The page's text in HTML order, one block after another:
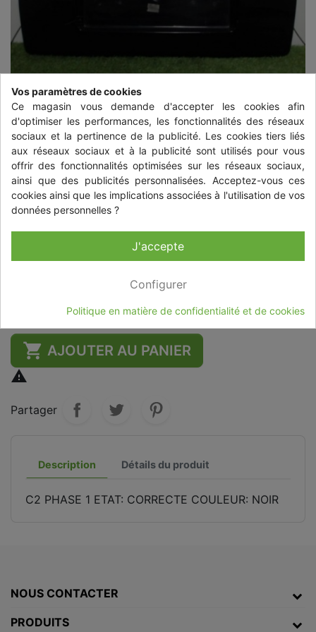
 
HAYON INFERIEUR CITROEN C2
- +
 AJOUTER AU PANIER

Partager
Description Détails du produit
C2 PHASE 1 ETAT: CORRECTE COULEUR: NOIR
NOUS CONTACTER
PRODUITS
Vos paramètres de cookies
Ce magasin vous demande d'accepter les cookies afin
d'optimiser les performances, les fonctionnalités des réseaux
sociaux et la pertinence de la publicité. Les cookies tiers liés
aux réseaux sociaux et à la publicité sont utilisés pour vous
offrir des fonctionnalités optimisées sur les réseaux sociaux,
ainsi que des publicités personnalisées. Acceptez-vous ces
cookies ainsi que les implications associées à l'utilisation de vos
données personnelles ?
J'accepte
Configurer
Politique en matière de confidentialité et de cookies